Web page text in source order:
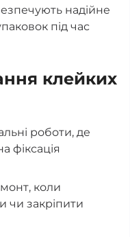
надійне
під час
клейких
роботи, де
фіксація
коли
чи закріпити